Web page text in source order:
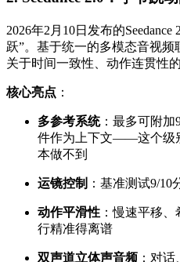
2026年2月10日发布的
跃”。基于统一的多模态音视
关于时间一致性、动作连贯性的
核心亮点 ：
多参考系统：最多可附加
件作为上下文——这个级
本做不到
运镜控制 ：基准测试9/
动作平滑性 ：慢速平移
行精准得离谱
双声道立体声音频 ：对